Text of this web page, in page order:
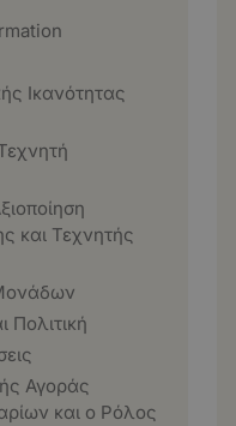
Ικανότητας
και Τεχνητής
Πολιτική
Αγοράς
και ο Ρόλος